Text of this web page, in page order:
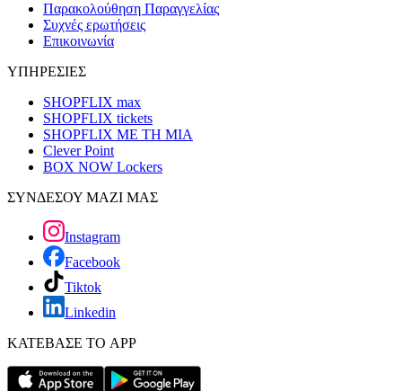
Παρακολούθηση Παραγγελίας
Συχνές ερωτήσεις
Επικοινωνία
ΥΠΗΡΕΣΙΕΣ
SHOPFLIX max
SHOPFLIX tickets
SHOPFLIX ΜΕ ΤΗ ΜΙΑ
Clever Point
BOX NOW Lockers
ΣΥΝΔΕΣΟΥ ΜΑΖΙ ΜΑΣ
Instagram
Facebook
Tiktok
Linkedin
ΚΑΤΕΒΑΣΕ ΤΟ APP